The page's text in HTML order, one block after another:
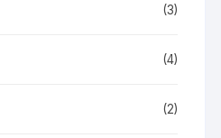
(3)
(4)
(2)